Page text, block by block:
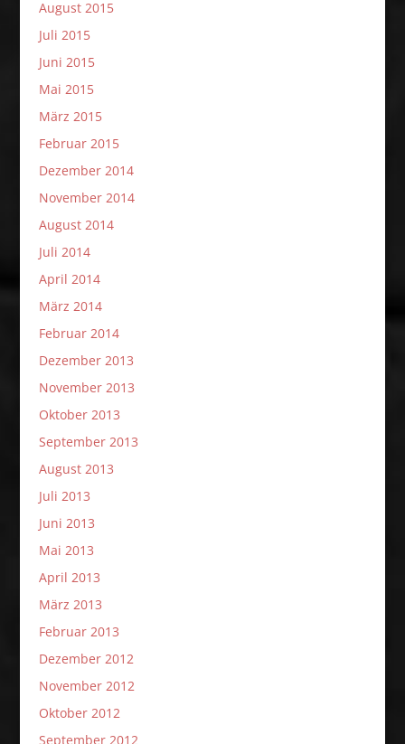
August 2015
Juli 2015
Juni 2015
Mai 2015
März 2015
Februar 2015
Dezember 2014
November 2014
August 2014
Juli 2014
April 2014
März 2014
Februar 2014
Dezember 2013
November 2013
Oktober 2013
September 2013
August 2013
Juli 2013
Juni 2013
Mai 2013
April 2013
März 2013
Februar 2013
Dezember 2012
November 2012
Oktober 2012
September 2012